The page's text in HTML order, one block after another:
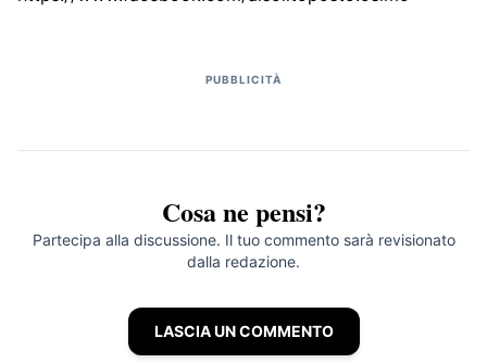
PUBBLICITÀ
Cosa ne pensi?
Partecipa alla discussione. Il tuo commento sarà revisionato
dalla redazione.
LASCIA UN COMMENTO